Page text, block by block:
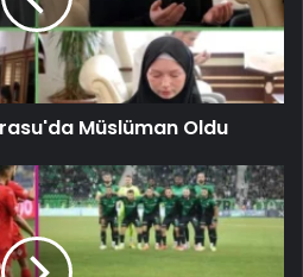
Müslüman Oldu